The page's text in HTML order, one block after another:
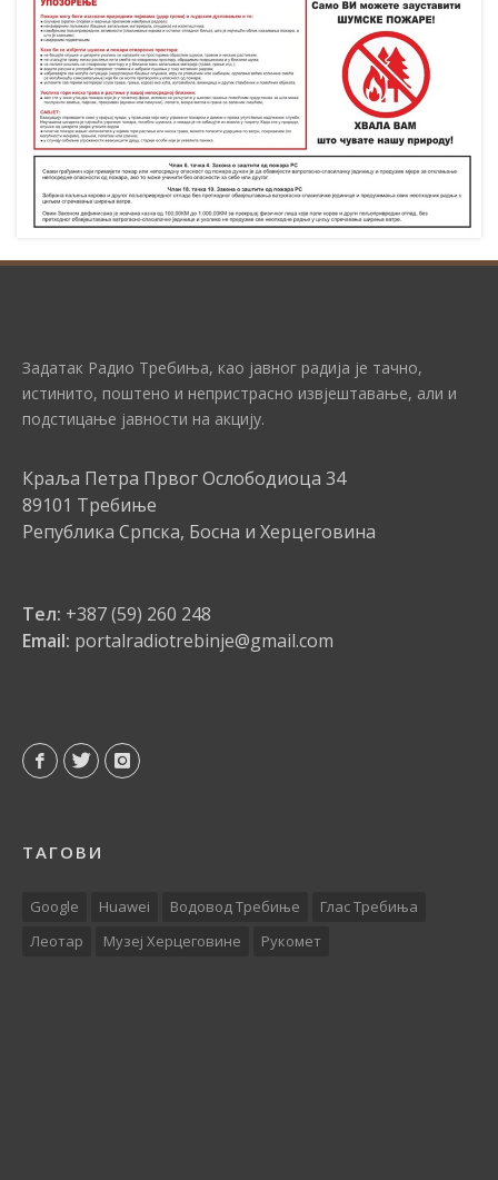
Задатак Радио Требиња, као јавног радија је тачно,
истинито, поштено и непристрасно извјештавање, али и
подстицање јавности на акцију.
Краља Петра Првог Ослободиоца 34
89101 Требиње
Република Српска, Босна и Херцеговина
Тел: +387 (59) 260 248
Email: portalradiotrebinje@gmail.com
ТАГОВИ
Google Huawei Водовод Требиње
Глас Требиња
Леотар
Музеј Херцеговине Рукомет